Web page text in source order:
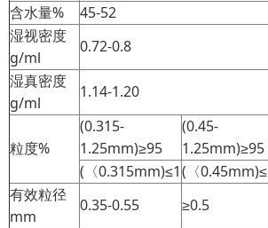
含水量%
45-52
湿视密度
g/ml
0.72-0.8
湿真密度
g/ml
1.14-1.20
粒度%
(0.315-
1.25mm)≥95
(0.45-
1.25mm)≥95
(〈0.315mm)≤1(〈
有效粒径
mm
0.35-0.55 ≥0.5